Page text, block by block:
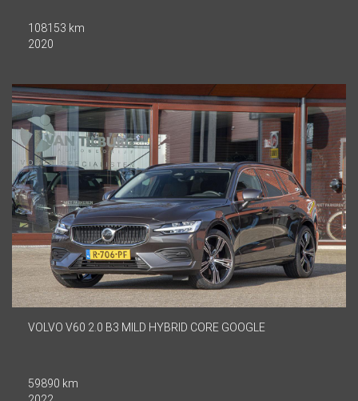
108153 km
2020
VOLVO V60 2.0 B3 MILD HYBRID CORE GOOGLE
59890 km